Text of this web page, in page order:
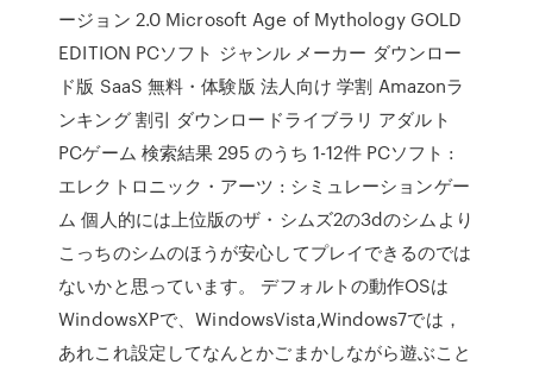
ージョン 2.0 Microsoft Age of Mythology GOLD
EDITION PCソフト ジャンル メーカー ダウンロー
ド版 SaaS 無料・体験版 法人向け 学割 Amazonラ
ンキング 割引 ダウンロードライブラリ アダルト
PCゲーム 検索結果 295 のうち 1-12件 PCソフト :
エレクトロニック・アーツ : シミュレーションゲー
ム 個人的には上位版のザ・シムズ2の3dのシムより
こっちのシムのほうが安心してプレイできるのでは
ないかと思っています。 デフォルトの動作OSは
WindowsXPで、WindowsVista,Windows7では，
あれこれ設定してなんとかごまかしながら遊ぶこと